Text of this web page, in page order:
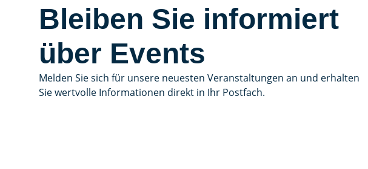
Bleiben Sie informiert
über Events
Melden Sie sich für unsere neuesten Veranstaltungen an und erhalten
Sie wertvolle Informationen direkt in Ihr Postfach.